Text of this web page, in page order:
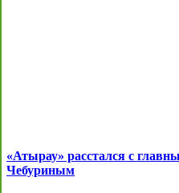
«Атырау» расстался с
Чебуриным